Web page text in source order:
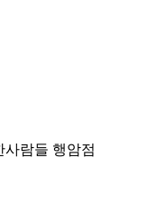
사람들 행암점